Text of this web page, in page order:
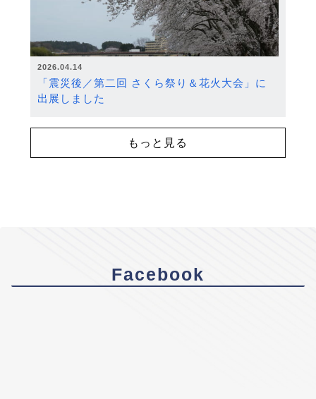
2026.04.14
「震災後／第二回 さくら祭り＆花火大会」に
出展しました
もっと見る
Facebook